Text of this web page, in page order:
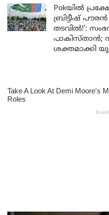
Pokയിൽ
ബ്രിട്ടീഷ്
തടവിൽ!’:
പാകിസ്താൻ;
ശക്തമാക്കി